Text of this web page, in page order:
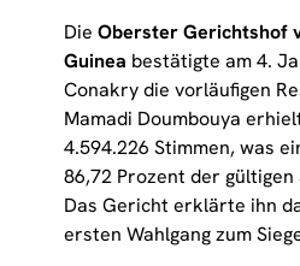
Die Oberster Gerichtshof
Guinea bestätigte am 4.
Conakry die vorläufigen
Mamadi Doumbouya
4.594.226 Stimmen, was
86,72 Prozent der
Das Gericht erklärte ihn
ersten Wahlgang zum